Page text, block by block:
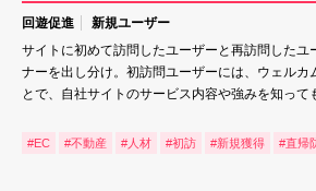
回遊促進
新規ユーザー
サイトに初めて訪問したユーザーと再訪問したユ
ナーを出し分け。初訪問ユーザーには、ウェルカ
とで、自社サイトのサービス内容や強みを知って
#EC #不動産 #人材 #初訪 #新規獲得 #直帰